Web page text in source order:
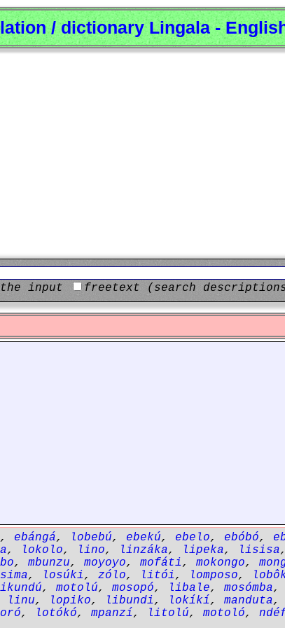
/ dictionary Lingala -
the input
freetext (search
, ebángá, lobebú, ebekú, ebelo, ebóbó,
, lokolo, lino, linzáka, lipeka, lisisa
, mbunzu, moyoyo, mofáti, mokongo,
, losúki, zólo, litói, lomposo,
, motolú, mosopó, libale, mosómba,
linu, lopiko, libundi, lokíkí, manduta,
, lotókó, mpanzí, litolú, motoló,